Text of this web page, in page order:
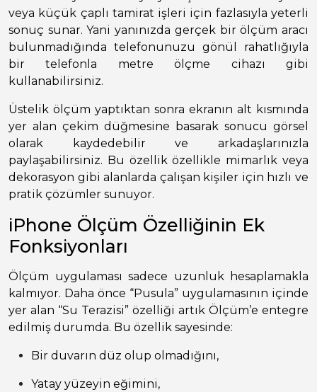
veya küçük çaplı tamirat işleri için fazlasıyla yeterli
sonuç sunar. Yani yanınızda gerçek bir ölçüm aracı
bulunmadığında telefonunuzu gönül rahatlığıyla
bir telefonla metre ölçme cihazı gibi
kullanabilirsiniz.
Üstelik ölçüm yaptıktan sonra ekranın alt kısmında
yer alan çekim düğmesine basarak sonucu görsel
olarak kaydedebilir ve arkadaşlarınızla
paylaşabilirsiniz. Bu özellik özellikle mimarlık veya
dekorasyon gibi alanlarda çalışan kişiler için hızlı ve
pratik çözümler sunuyor.
iPhone Ölçüm Özelliğinin Ek
Fonksiyonları
Ölçüm uygulaması sadece uzunluk hesaplamakla
kalmıyor. Daha önce “Pusula” uygulamasının içinde
yer alan “Su Terazisi” özelliği artık Ölçüm’e entegre
edilmiş durumda. Bu özellik sayesinde:
Bir duvarın düz olup olmadığını,
Yatay yüzeyin eğimini,